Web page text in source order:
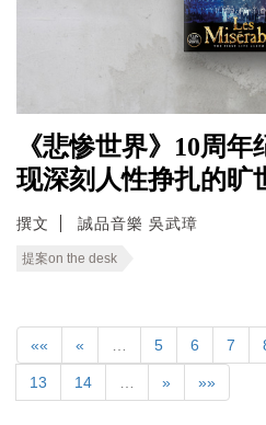
《悲惨世界》10周
现深刻人性挣扎的旷
撰文 誠品音樂 吳武璋
提案on the desk
«« « 5 6 7
13 14 » »»